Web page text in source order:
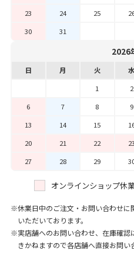
23
24 25
30
31
2026
日 月 火 水
1
2
6
7 8 9
13
14 15
20
21 22 23
27
28 29
オンラインショップ休
休業日中のご注文・お問い合わせ
いただいております。
実店舗へのお問い合わせ、在庫確
きかねますので各店舗へ直接お問い